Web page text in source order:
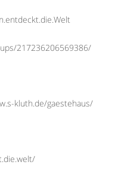
217236206569386/
kluth.de/gaestehaus/